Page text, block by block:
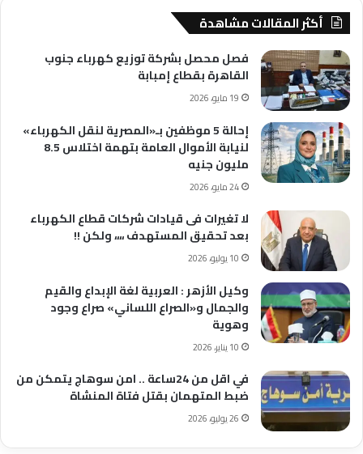
أكثر المقالات مشاهدة
فصل محصل بشركة توزيع كهرباء جنوب
القاهرة بقطاع إمبابة
19 مايو، 2026
إحالة 5 موظفين بـ«المصرية لنقل الكهرباء»
لنيابة الأموال العامة بتهمة اختلاس 8.5
مليون جنيه
24 مايو، 2026
لا تغيرات فى قيادات شركات قطاع الكهرباء
بعد تحقيق المستهدف ،،،، ولكن !!
10 يوليو، 2026
وكيل الأزهر : العربية لغة الإبداع والقيم
والجمال و«الصراع اللساني» صراع وجود
وهوية
10 يناير، 2026
في اقل من 24ساعة .. امن سوهاج يتمكن من
ضبط المتهمان بقتل فتاة المنشاة
26 يوليو، 2026